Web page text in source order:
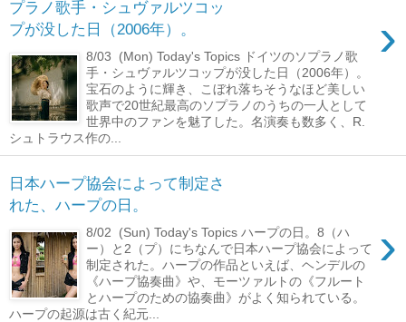
プラノ歌手・シュヴァルツコッ
プが没した日（2006年）。
›
8/03 (Mon) Today's Topics ドイツのソプラノ歌
手・シュヴァルツコップが没した日（2006年）。
宝石のように輝き、こぼれ落ちそうなほど美しい
歌声で20世紀最高のソプラノのうちの一人として
世界中のファンを魅了した。名演奏も数多く、R.
シュトラウス作の...
日本ハープ協会によって制定さ
れた、ハープの日。
›
8/02 (Sun) Today's Topics ハープの日。8（ハ
ー）と2（プ）にちなんで日本ハープ協会によって
制定された。ハープの作品といえば、ヘンデルの
《ハープ協奏曲》や、モーツァルトの《フルート
とハープのための協奏曲》がよく知られている。
ハープの起源は古く紀元...